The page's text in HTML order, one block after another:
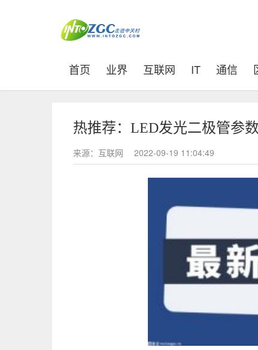
首页 (current)
业界 互联网 IT 通信
热推荐：LED发光二极管参
来源：互联网 2022-09-19 11:04:49